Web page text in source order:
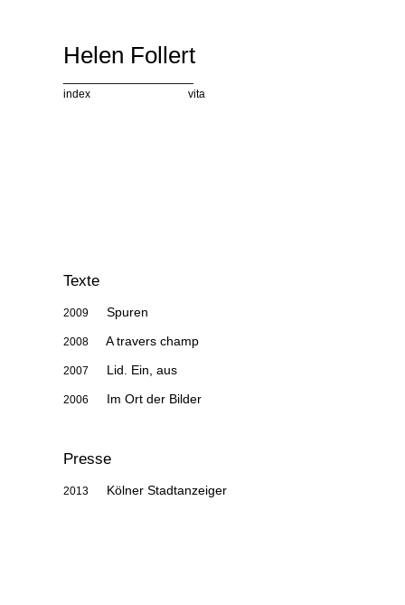
Texte
2009 Spuren
2008 A travers champ
2007 Lid. Ein, aus
2006 Im Ort der Bilder
Presse
2013 Kölner Stadtanzeiger
Helen Follert
index vita